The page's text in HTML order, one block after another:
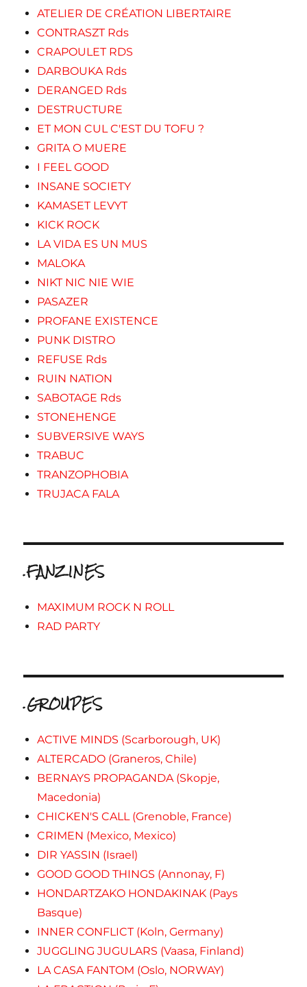
ATELIER DE CRÉATION LIBERTAIRE
CONTRASZT Rds
CRAPOULET RDS
DARBOUKA Rds
DERANGED Rds
DESTRUCTURE
ET MON CUL C'EST DU TOFU ?
GRITA O MUERE
I FEEL GOOD
INSANE SOCIETY
KAMASET LEVYT
KICK ROCK
LA VIDA ES UN MUS
MALOKA
NIKT NIC NIE WIE
PASAZER
PROFANE EXISTENCE
PUNK DISTRO
REFUSE Rds
RUIN NATION
SABOTAGE Rds
STONEHENGE
SUBVERSIVE WAYS
TRABUC
TRANZOPHOBIA
TRUJACA FALA
.FANZINES
MAXIMUM ROCK N ROLL
RAD PARTY
.GROUPES
ACTIVE MINDS (Scarborough, UK)
ALTERCADO (Graneros, Chile)
BERNAYS PROPAGANDA (Skopje,
Macedonia)
CHICKEN'S CALL (Grenoble, France)
CRIMEN (Mexico, Mexico)
DIR YASSIN (Israel)
GOOD GOOD THINGS (Annonay, F)
HONDARTZAKO HONDAKINAK (Pays
Basque)
INNER CONFLICT (Koln, Germany)
JUGGLING JUGULARS (Vaasa, Finland)
LA CASA FANTOM (Oslo, NORWAY)